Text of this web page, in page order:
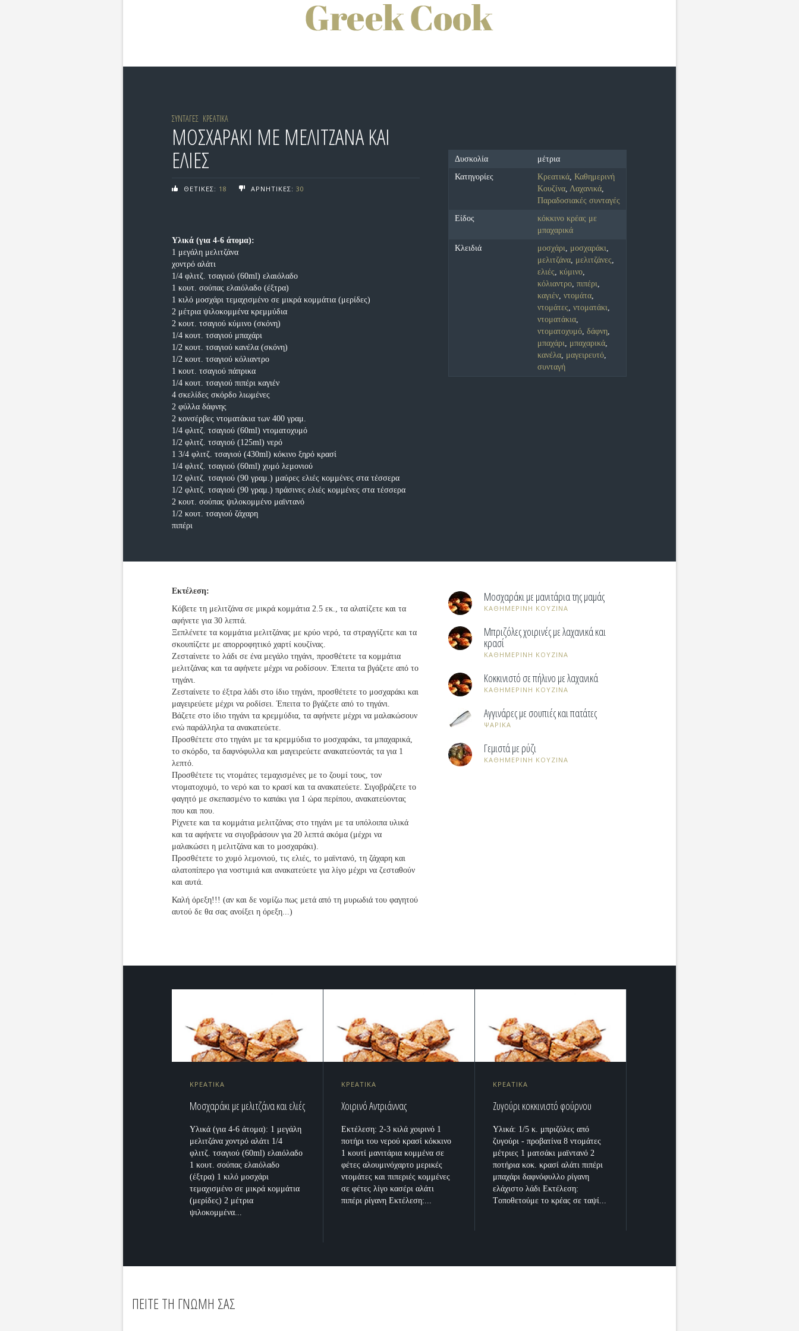
ΣΥΝΤΑΓΕΣ ΚΡΕΑΤΙΚΑ
ΜΟΣΧΑΡΑΚΙ ΜΕ ΜΕΛΙΤΖΑΝΑ ΚΑΙ
ΕΛΙΕΣ
ΘΕΤΙΚΕΣ: 18 ΑΡΝΗΤΙΚΕΣ: 30
Υλικά (για 4-6 άτομα):
1 μεγάλη μελιτζάνα
χοντρό αλάτι
1/4 φλιτζ. τσαγιού (60ml) ελαιόλαδο
1 κουτ. σούπας ελαιόλαδο (έξτρα)
1 κιλό μοσχάρι τεμαχισμένο σε μικρά κομμάτια (μερίδες)
2 μέτρια ψιλοκομμένα κρεμμύδια
2 κουτ. τσαγιού κύμινο (σκόνη)
1/4 κουτ. τσαγιού μπαχάρι
1/2 κουτ. τσαγιού κανέλα (σκόνη)
1/2 κουτ. τσαγιού κόλιαντρο
1 κουτ. τσαγιού πάπρικα
1/4 κουτ. τσαγιού πιπέρι καγιέν
4 σκελίδες σκόρδο λιωμένες
2 φύλλα δάφνης
2 κονσέρβες ντοματάκια των 400 γραμ.
1/4 φλιτζ. τσαγιού (60ml) ντοματοχυμό
1/2 φλιτζ. τσαγιού (125ml) νερό
1 3/4 φλιτζ. τσαγιού (430ml) κόκινο ξηρό κρασί
1/4 φλιτζ. τσαγιού (60ml) χυμό λεμονιού
1/2 φλιτζ. τσαγιού (90 γραμ.) μαύρες ελιές κομμένες στα τέσσερα
1/2 φλιτζ. τσαγιού (90 γραμ.) πράσινες ελιές κομμένες στα τέσσερα
2 κουτ. σούπας ψιλοκομμένο μαϊντανό
1/2 κουτ. τσαγιού ζάχαρη
πιπέρι
Δυσκολία
μέτρια
Κατηγορίες
Κρεατικά,Καθημερινή
Κουζίνα,Λαχανικά,
Παραδοσιακές συνταγές
Είδος
κόκκινο κρέας με
μπαχαρικά
Κλειδιά
μοσχάρι, μοσχαράκι,
μελιτζάνα, μελιτζάνες,
ελιές,κύμινο,
κόλιαντρο,πιπέρι,
καγιέν,ντομάτα,
ντομάτες,ντοματάκι,
ντοματάκια,
ντοματοχυμό,δάφνη,
μπαχάρι, μπαχαρικά,
κανέλα, μαγειρευτό,
συνταγή
Εκτέλεση:
Κόβετε τη μελιτζάνα σε μικρά κομμάτια 2.5 εκ., τα αλατίζετε και τα
αφήνετε για 30 λεπτά.
Ξεπλένετε τα κομμάτια μελιτζάνας με κρύο νερό, τα στραγγίζετε και τα
σκουπίζετε με απορροφητικό χαρτί κουζίνας.
Ζεσταίνετε το λάδι σε ένα μεγάλο τηγάνι, προσθέτετε τα κομμάτια
μελιτζάνας και τα αφήνετε μέχρι να ροδίσουν. Έπειτα τα βγάζετε από το
τηγάνι.
Ζεσταίνετε το έξτρα λάδι στο ίδιο τηγάνι, προσθέτετε το μοσχαράκι και
μαγειρεύετε μέχρι να ροδίσει. Έπειτα το βγάζετε από το τηγάνι.
Βάζετε στο ίδιο τηγάνι τα κρεμμύδια, τα αφήνετε μέχρι να μαλακώσουν
ενώ παράλληλα τα ανακατεύετε.
Προσθέτετε στο τηγάνι με τα κρεμμύδια το μοσχαράκι, τα μπαχαρικά,
το σκόρδο, τα δαφνόφυλλα και μαγειρεύετε ανακατεύοντάς τα για 1
λεπτό.
Προσθέτετε τις ντομάτες τεμαχισμένες με το ζουμί τους, τον
ντοματοχυμό, το νερό και το κρασί και τα ανακατεύετε. Σιγοβράζετε το
φαγητό με σκεπασμένο το καπάκι για 1 ώρα περίπου, ανακατεύοντας
που και που.
Ρίχνετε και τα κομμάτια μελιτζάνας στο τηγάνι με τα υπόλοιπα υλικά
και τα αφήνετε να σιγοβράσουν για 20 λεπτά ακόμα (μέχρι να
μαλακώσει η μελιτζάνα και το μοσχαράκι).
Προσθέτετε το χυμό λεμονιού, τις ελιές, το μαϊντανό, τη ζάχαρη και
αλατοπίπερο για νοστιμιά και ανακατεύετε για λίγο μέχρι να ζεσταθούν
και αυτά.
Καλή όρεξη!!! (αν και δε νομίζω πως μετά από τη μυρωδιά του φαγητού
αυτού δε θα σας ανοίξει η όρεξη...)
Mοσχαράκι με μανιτάρια της μαμάς
ΚΑΘΗΜΕΡΙΝΗ ΚΟΥΖΙΝΑ
Μπριζόλες χοιρινές με λαχανικά και
κρασί
ΚΑΘΗΜΕΡΙΝΗ ΚΟΥΖΙΝΑ
Κοκκινιστό σε πήλινο με λαχανικά
ΚΑΘΗΜΕΡΙΝΗ ΚΟΥΖΙΝΑ
Αγγινάρες με σουπιές και πατάτες
ΨΑΡΙΚΑ
Γεμιστά με ρύζι
ΚΑΘΗΜΕΡΙΝΗ ΚΟΥΖΙΝΑ
ΚΡΕΑΤΙΚΑ
Μοσχαράκι με μελιτζάνα και ελιές
Υλικά (για 4-6 άτομα): 1 μεγάλη
μελιτζάνα χοντρό αλάτι 1/4
φλιτζ. τσαγιού (60ml) ελαιόλαδο
1 κουτ. σούπας ελαιόλαδο
(έξτρα) 1 κιλό μοσχάρι
τεμαχισμένο σε μικρά κομμάτια
(μερίδες) 2 μέτρια
ψιλοκομμένα...
ΚΡΕΑΤΙΚΑ
Χοιρινό Αντριάννας
Εκτέλεση: 2-3 κιλά χοιρινό 1
ποτήρι του νερού κρασί κόκκινο
1 κουτί μανιτάρια κομμένα σε
φέτες αλουμινόχαρτο μερικές
ντομάτες και πιπεριές κομμένες
σε φέτες λίγο κασέρι αλάτι
πιπέρι ρίγανη Εκτέλεση:...
ΚΡΕΑΤΙΚΑ
Ζυγούρι κοκκινιστό φούρνου
Υλικά: 1/5 κ. μπριζόλες από
ζυγούρι - προβατίνα 8 ντομάτες
μέτριες 1 ματσάκι μαϊντανό 2
ποτήρια κοκ. κρασί αλάτι πιπέρι
μπαχάρι δαφνόφυλλο ρίγανη
ελάχιστο λάδι Εκτέλεση:
Τoποθετούμε το κρέας σε ταψί...
ΠΕΙΤΕ ΤΗ ΓΝΩΜΗ ΣΑΣ